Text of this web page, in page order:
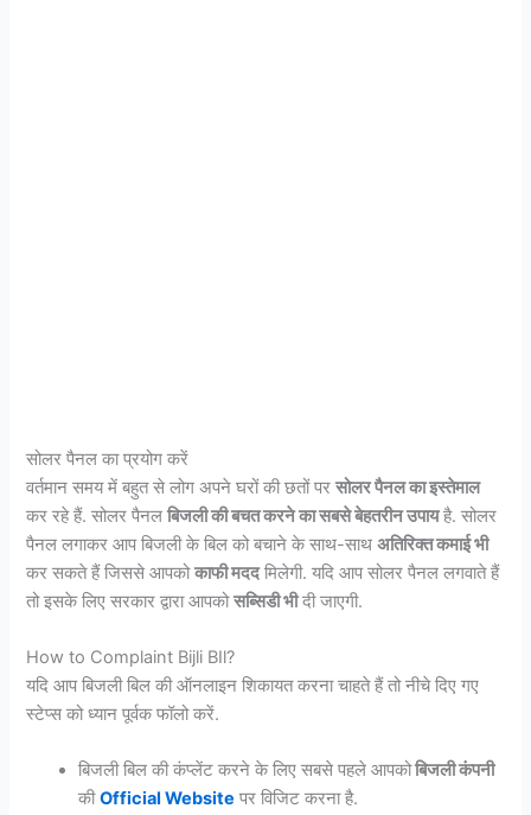
सोलर पैनल का प्रयोग करें
वर्तमान समय में बहुत से लोग अपने घरों की छतों परसोलर पैनल का इस्तेमाल
कर रहे हैं. सोलर पैनलबिजली की बचत करने का सबसे बेहतरीन उपायहै. सोलर
पैनल लगाकर आप बिजली के बिल को बचाने के साथ-साथअतिरिक्त कमाई भी
कर सकते हैं जिससे आपकोकाफी मददमिलेगी. यदि आप सोलर पैनल लगवाते हैं
तो इसके लिए सरकार द्वारा आपकोसब्सिडी भीदी जाएगी.
How to Complaint Bijli BIl?
यदि आप बिजली बिल की ऑनलाइन शिकायत करना चाहते हैं तो नीचे दिए गए
स्टेप्स को ध्यान पूर्वक फॉलो करें.
बिजली बिल की कंप्लेंट करने के लिए सबसे पहले आपकोबिजली कंपनी
कीOfficial Website पर विजिट करना है.